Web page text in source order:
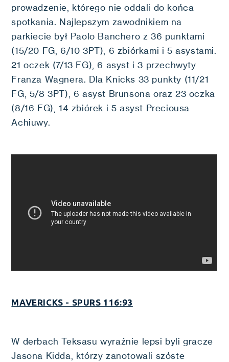
prowadzenie, którego nie oddali do końca
spotkania. Najlepszym zawodnikiem na
parkiecie był Paolo Banchero z 36 punktami
(15/20 FG, 6/10 3PT), 6 zbiórkami i 5 asystami.
21 oczek (7/13 FG), 6 asyst i 3 przechwyty
Franza Wagnera. Dla Knicks 33 punkty (11/21
FG, 5/8 3PT), 6 asyst Brunsona oraz 23 oczka
(8/16 FG), 14 zbiórek i 5 asyst Preciousa
Achiuwy.
MAVERICKS - SPURS 116:93
W derbach Teksasu wyraźnie lepsi byli gracze
Jasona Kidda, którzy zanotowali szóste